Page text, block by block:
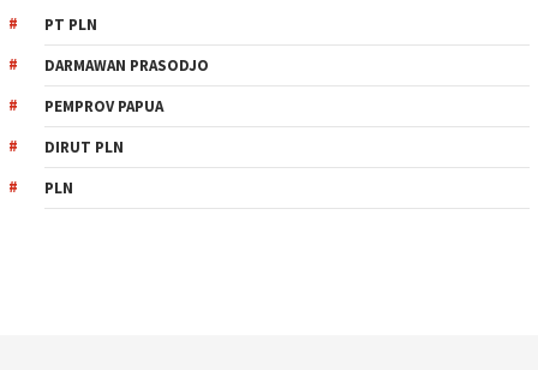
PT PLN
DARMAWAN PRASODJO
PEMPROV PAPUA
DIRUT PLN
PLN